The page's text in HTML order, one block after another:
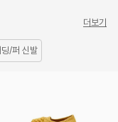
더보기
/퍼 신발